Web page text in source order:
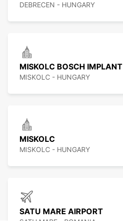
DEBRECEN - HUNGARY
MISKOLC BOSCH IMPLANT
MISKOLC - HUNGARY
MISKOLC
MISKOLC - HUNGARY
SATU MARE AIRPORT